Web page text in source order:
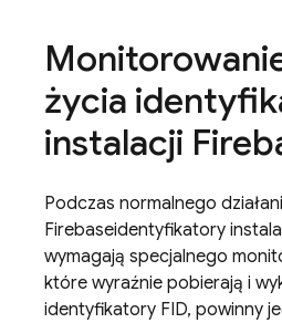
życia
instalacji
Podczas normalnego
Firebaseidentyfikatory
wymagają specjalnego
które wyraźnie pobierają i
identyfikatory FID, powinny